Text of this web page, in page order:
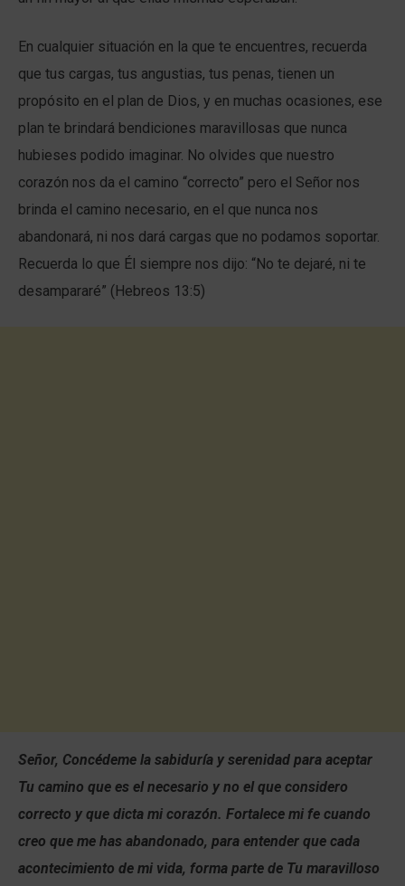
En cualquier situación en la que te encuentres, recuerda
que tus cargas, tus angustias, tus penas, tienen un
propósito en el plan de Dios, y en muchas ocasiones, ese
plan te brindará bendiciones maravillosas que nunca
hubieses podido imaginar. No olvides que nuestro
corazón nos da el camino “correcto” pero el Señor nos
brinda el camino necesario, en el que nunca nos
abandonará, ni nos dará cargas que no podamos soportar.
Recuerda lo que Él siempre nos dijo: “No te dejaré, ni te
desampararé” (Hebreos 13:5)
Señor, Concédeme la sabiduría y serenidad para aceptar
Tu camino que es el necesario y no el que considero
correcto y que dicta mi corazón. Fortalece mi fe cuando
creo que me has abandonado, para entender que cada
acontecimiento de mi vida, forma parte de Tu maravilloso